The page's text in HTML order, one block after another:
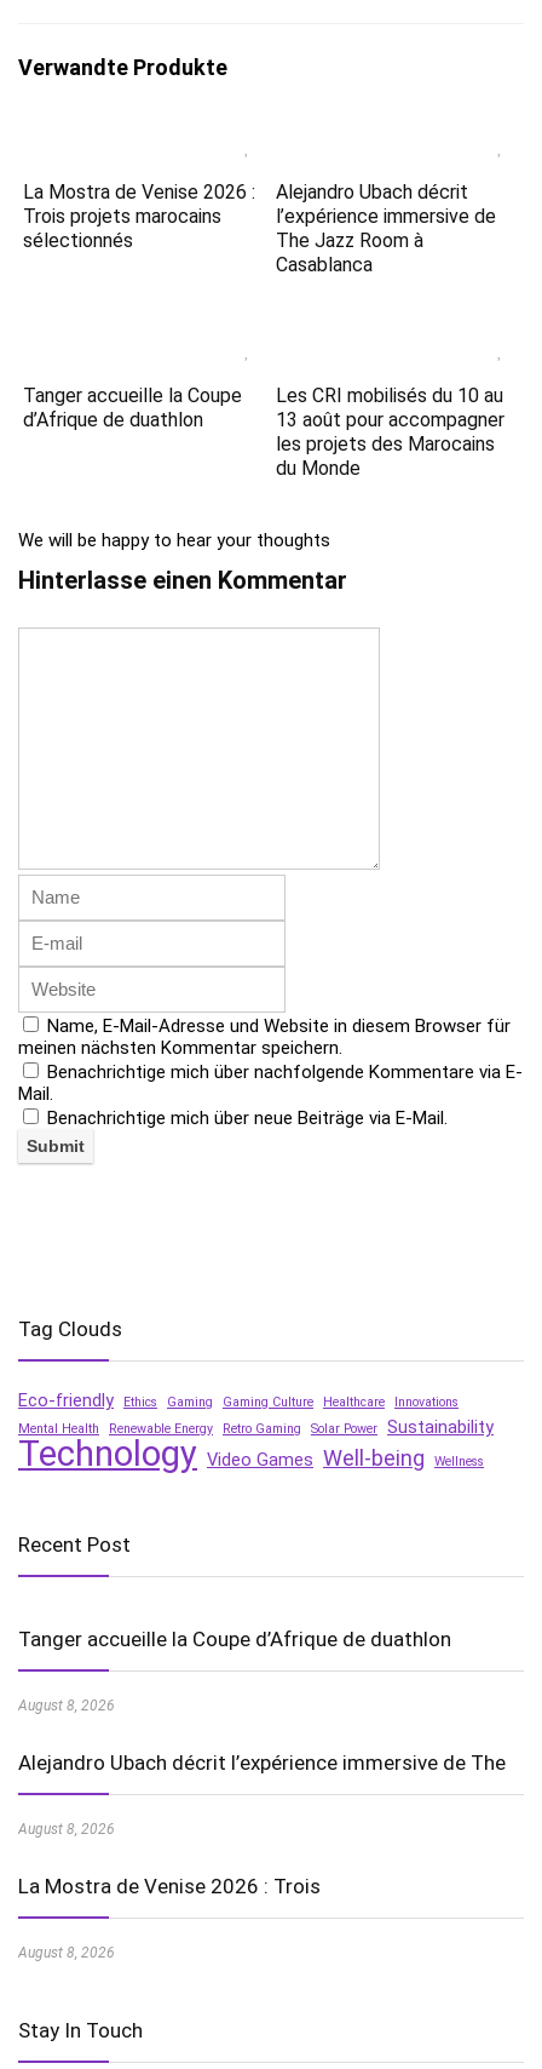
Verwandte Produkte
La Mostra de Venise 2026 :
Trois projets marocains
sélectionnés
Alejandro Ubach décrit
l’expérience immersive de
The Jazz Room à
Casablanca
Tanger accueille la Coupe
d’Afrique de duathlon
Les CRI mobilisés du 10 au
13 août pour accompagner
les projets des Marocains
du Monde
We will be happy to hear your thoughts
Hinterlasse einen Kommentar
Name, E-Mail-Adresse und Website in diesem Browser für
meinen nächsten Kommentar speichern.
Benachrichtige mich über nachfolgende Kommentare via E-
Mail.
Benachrichtige mich über neue Beiträge via E-Mail.
Tag Clouds
Eco-friendly Ethics Gaming Gaming Culture Healthcare
Innovations
Mental Health
Renewable Energy Retro Gaming Solar Power Sustainability
Technology Video Games Well-being Wellness
Recent Post
Tanger accueille la Coupe d’Afrique de duathlon
August 8, 2026
Alejandro Ubach décrit l’expérience immersive de The
August 8, 2026
La Mostra de Venise 2026 : Trois
August 8, 2026
Stay In Touch